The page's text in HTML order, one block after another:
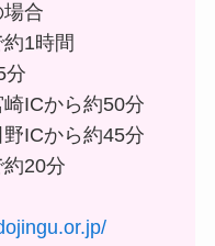
合
約1時間
分
崎ICから約50分
野ICから約45分
約20分